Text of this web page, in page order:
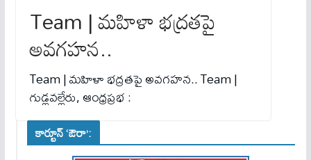
Team | మహిళా భద్రతపై
అవగహన..
Team | మహిళా భద్రతపై అవగహన.. Team |
గుడ్లవల్లేరు, ఆంధ్రప్రభ :
కార్టూన్ ‘ఔరా’: